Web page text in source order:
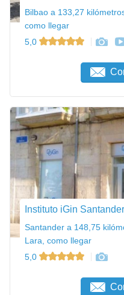
Bilbao a 133,27
como llegar
5,0
Instituto iGin Santander
Santander a 148,75
Lara, como llegar
5,0